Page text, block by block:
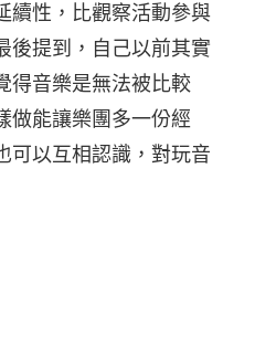
續性，比觀察活動參與
後提到，自己以前其實
得音樂是無法被比較
做能讓樂團多一份經
可以互相認識，對玩音